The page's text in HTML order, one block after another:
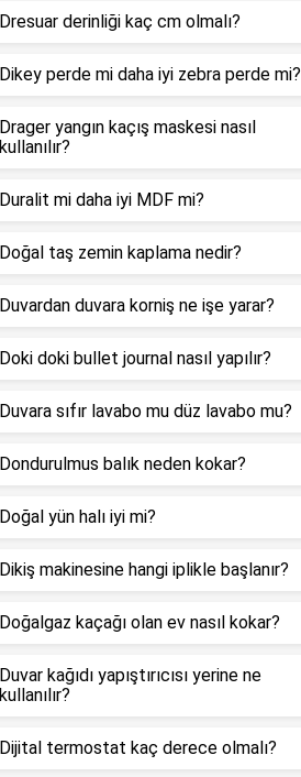
Dresuar derinliği kaç cm olmalı?
Dikey perde mi daha iyi zebra perde mi?
Drager yangın kaçış maskesi nasıl
kullanılır?
Duralit mi daha iyi MDF mi?
Doğal taş zemin kaplama nedir?
Duvardan duvara korniş ne işe yarar?
Doki doki bullet journal nasıl yapılır?
Duvara sıfır lavabo mu düz lavabo mu?
Dondurulmus balık neden kokar?
Doğal yün halı iyi mi?
Dikiş makinesine hangi iplikle başlanır?
Doğalgaz kaçağı olan ev nasıl kokar?
Duvar kağıdı yapıştırıcısı yerine ne
kullanılır?
Dijital termostat kaç derece olmalı?